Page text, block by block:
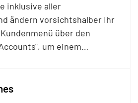
inklusive aller
ändern vorsichtshalber Ihr
über den
um einem…